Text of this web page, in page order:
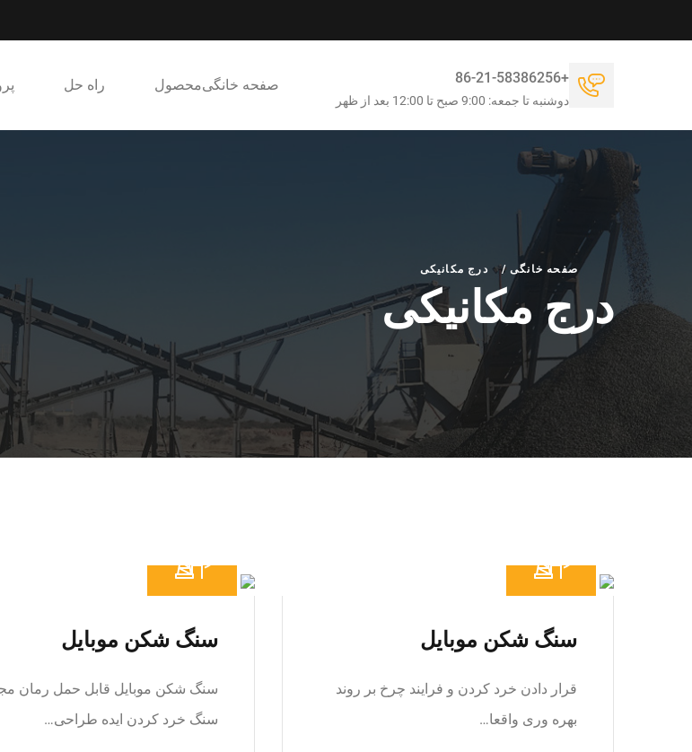
صفحه خانگیمحصول راه حل +86-21-58386256
دوشنبه تا جمعه: 9:00 صبح تا 12:00 بعد از ظهر
صفحه خانگی / درج مکانیکی
درج مکانیکی
سنگ شکن موبایل
قرار دادن خرد کردن و فرایند چرخ بر روند
بهره وری واقعا…
سنگ شکن موبایل
سنگ شکن موبایل قابل حمل رمان
سنگ خرد کردن ایده طراحی…